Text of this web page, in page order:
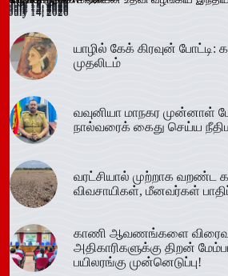
July 15, 2026
July 15, 2026
July 15, 2026
July 15, 2026
July 15, 2026
July 15, 2026
July 15, 2026
July 14, 2026
July 14, 2026
July 14, 2026
யாழில் கேக் கிரவுன்
முதலிடம்
வவுனியா மாநகர முன்னாள்
நால்வரைக் கைது செய்ய
வரட்சியால் முற்றாக வறண்ட
விவசாயிகள், மீனவர்கள்
காணி ஆவணங்களை
அதிகாரிகளுக்கு திறன்
பயிலரங்கு முன்னெடுப்பு!